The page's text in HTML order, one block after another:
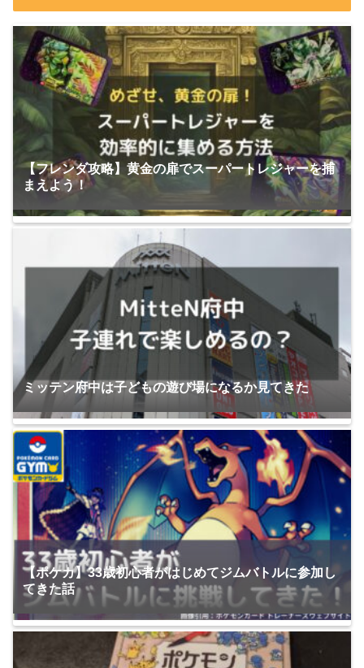
【フレンダ攻略】黄金の扉でスーパートレジャーを捕
まえよう！
ミッテン府中は子どもの遊び場になるか見てきた
【ポケカ】33歳初心者がはじめてジムバトルに参加し
てきた話